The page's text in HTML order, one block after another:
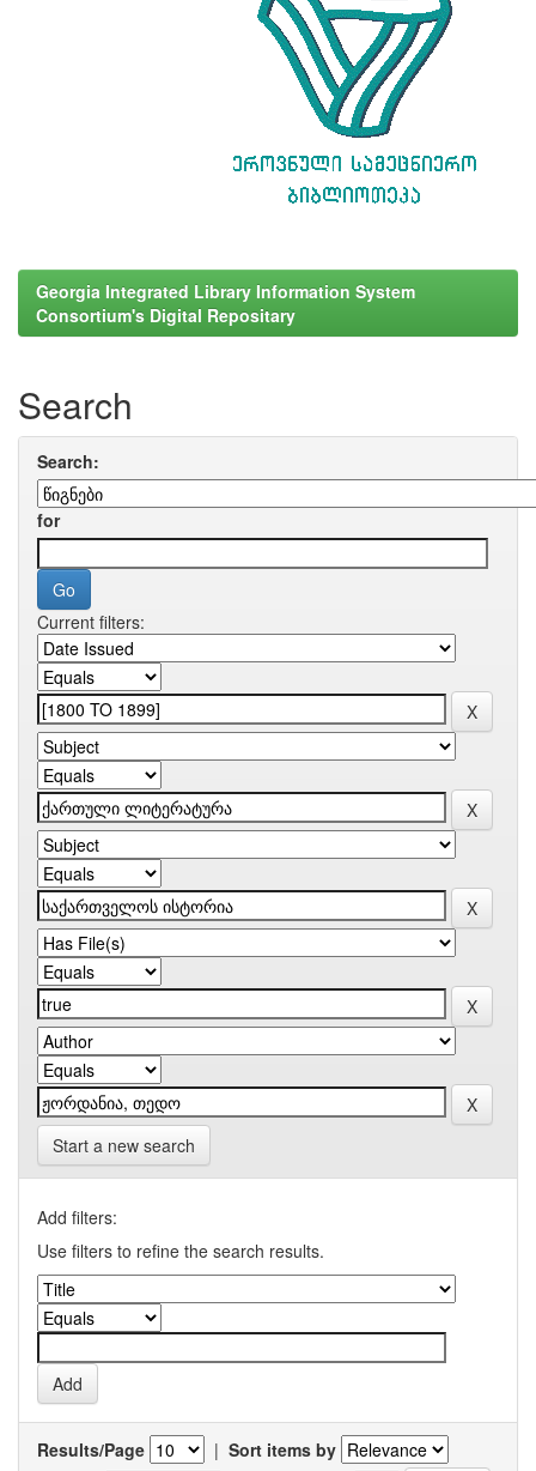
Georgia Integrated Library Information System
Consortium's Digital Repositary
Search
Search:
for
Current filters:
Start a new search
Add filters:
Use filters to refine the search results.
Results/Page | Sort items by